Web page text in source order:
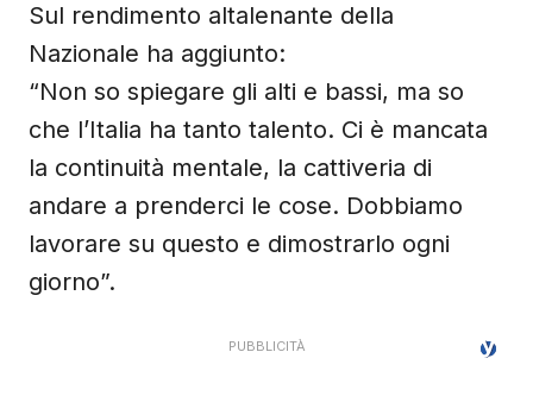
Sul rendimento altalenante della
Nazionale ha aggiunto:
“Non so spiegare gli alti e bassi, ma so
che l’Italia ha tanto talento. Ci è mancata
la continuità mentale, la cattiveria di
andare a prenderci le cose. Dobbiamo
lavorare su questo e dimostrarlo ogni
giorno”.